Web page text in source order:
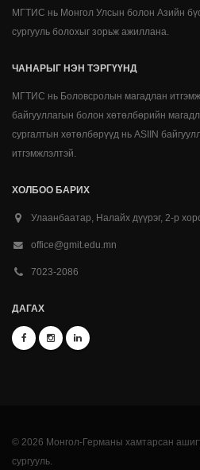
МГТИС нь Монгол Улсын болон Азийн
сургууль болохыг зорьж ажиллана.
ЧАНАРЫГ НЭН ТЭРГҮҮНД
МГТИС нь Боловсролын магадлан
байгууллагын болон хөтөлбөрийн
сургалтын хөтөлбөрүүд нь ASIIN
итгэмжлэлтэй.
ХОЛБОО БАРИХ
Улаанбаатар, Налайх дүүрэг, 2-р
office@gmit.edu.mn
7023-2086
ДАГАХ
© 2026 Монгол-Германы хамтарсан
сургууль.